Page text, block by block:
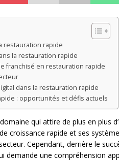
restauration rapide
la restauration rapide
franchisé en restauration rapide
dans la restauration rapide
: opportunités et défis actuels
qui attire de plus en plus
croissance rapide et ses
Cependant, derrière le
demande une compréhension